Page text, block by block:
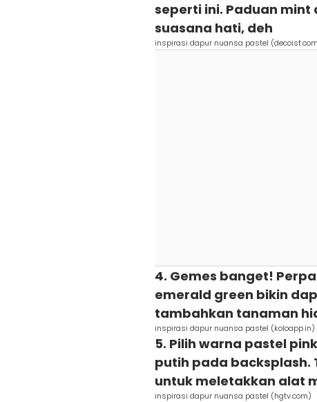
seperti ini. Paduan
suasana hati, deh
inspirasi dapur nuansa pastel
4. Gemes banget!
emerald green bikin
tambahkan tanaman
inspirasi dapur nuansa pastel (koloapp.in)
5. Pilih warna pastel
putih pada backsplash.
untuk meletakkan alat
inspirasi dapur nuansa pastel (hgtv.com)